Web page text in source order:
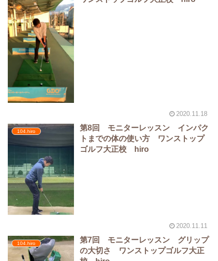
2020.11.18
104.hiro
第8回 モニターレッスン インパク
トまでの体の使い方 ワンストップ
ゴルフ大正校 hiro
2020.11.11
104.hiro
第7回 モニターレッスン グリップ
の大切さ ワンストップゴルフ大正